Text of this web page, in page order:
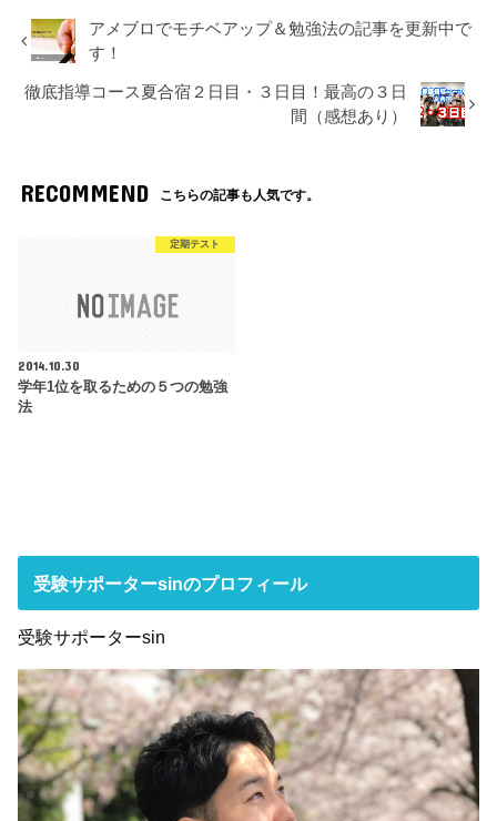
アメブロでモチベアップ＆勉強法の記事を更新中で
す！
徹底指導コース夏合宿２日目・３日目！最高の３日
間（感想あり）
RECOMMEND こちらの記事も人気です。
定期テスト
2014.10.30
学年1位を取るための５つの勉強
法
受験サポーターsinのプロフィール
受験サポーターsin